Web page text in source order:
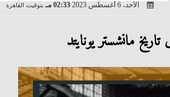
الأحد، 6 أغسطس 2023 02:33 مـ بتوقيت القاهرة